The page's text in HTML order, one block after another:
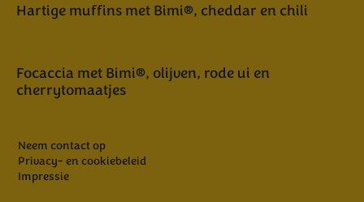
Hartige muffins met Bimi®, cheddar en chili
Focaccia met Bimi®, olijven, rode ui en
cherrytomaatjes
Neem contact op
Privacy- en cookiebeleid
Impressie